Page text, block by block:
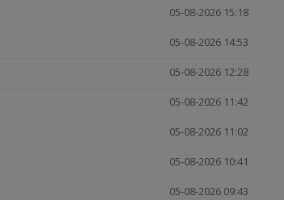
05-08-2026 15:18
05-08-2026 14:53
05-08-2026 12:28
05-08-2026 11:42
05-08-2026 11:02
05-08-2026 10:41
05-08-2026 09:43